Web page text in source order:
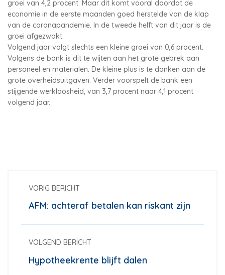
groei van 4,2 procent. Maar dit komt vooral doordat de
economie in de eerste maanden goed herstelde van de klap
van de coronapandemie. In de tweede helft van dit jaar is de
groei afgezwakt.
Volgend jaar volgt slechts een kleine groei van 0,6 procent.
Volgens de bank is dit te wijten aan het grote gebrek aan
personeel en materialen. De kleine plus is te danken aan de
grote overheidsuitgaven. Verder voorspelt de bank een
stijgende werkloosheid, van 3,7 procent naar 4,1 procent
volgend jaar.
VORIG BERICHT
AFM: achteraf betalen kan riskant zijn
VOLGEND BERICHT
Hypotheekrente blijft dalen